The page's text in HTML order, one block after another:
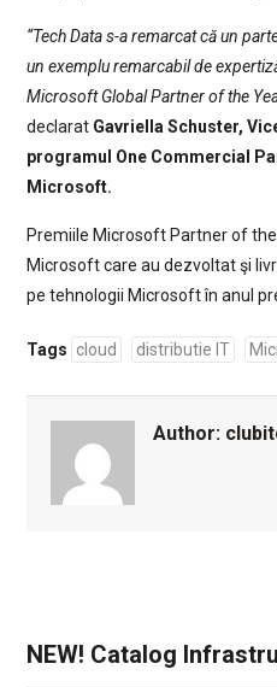
“Tech Data s-a remarcat că un
un exemplu remarcabil de
Microsoft Global Partner of the
declarat Gavriella Schuster,
programul One Commercial
Microsoft.
Premiile Microsoft Partner of
Microsoft care au dezvoltat şi
pe tehnologii Microsoft în anul
Tags cloud distributie IT
Author:
NEW! Catalog